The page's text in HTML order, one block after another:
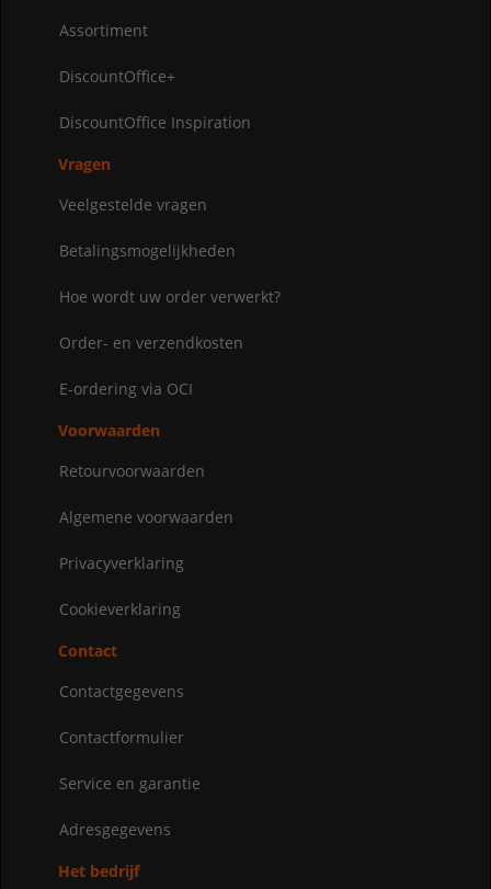
Assortiment
DiscountOffice+
DiscountOffice Inspiration
Vragen
Veelgestelde vragen
Betalingsmogelijkheden
Hoe wordt uw order verwerkt?
Order- en verzendkosten
E-ordering via OCI
Voorwaarden
Retourvoorwaarden
Algemene voorwaarden
Privacyverklaring
Cookieverklaring
Contact
Contactgegevens
Contactformulier
Service en garantie
Adresgegevens
Het bedrijf